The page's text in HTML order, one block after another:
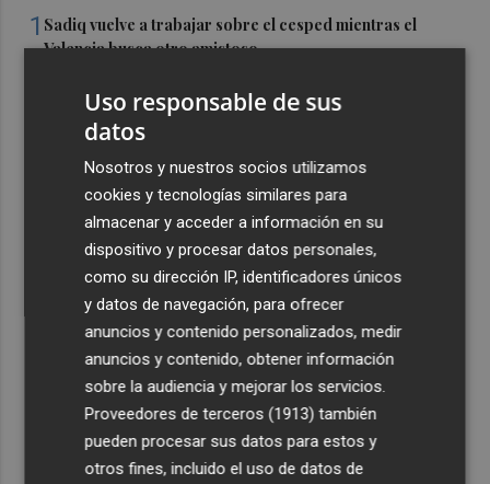
1 Sadiq vuelve a trabajar sobre el cesped mientras el
Valencia busca otro amistoso
El Portús recupera su pasado marinero con la XV
edición de Portusium Jábega
tradicional Nit de l'Albà
Cartagena prepara la llegada de los autobuses
eléctricos con 26 nuevos puntos de recarga
Elche finaliza el vaciado de vehículos de la primera
campa clausurada en Torrellano en el mes de junio
Uso responsable de sus
datos
Nosotros y nuestros socios utilizamos
cookies y tecnologías similares para
almacenar y acceder a información en su
dispositivo y procesar datos personales,
como su dirección IP, identificadores únicos
y datos de navegación, para ofrecer
anuncios y contenido personalizados, medir
anuncios y contenido, obtener información
sobre la audiencia y mejorar los servicios.
Proveedores de terceros (1913) también
pueden procesar sus datos para estos y
otros fines, incluido el uso de datos de